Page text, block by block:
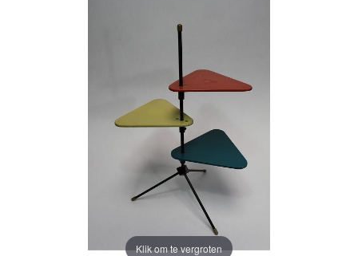
Klik om te vergroten